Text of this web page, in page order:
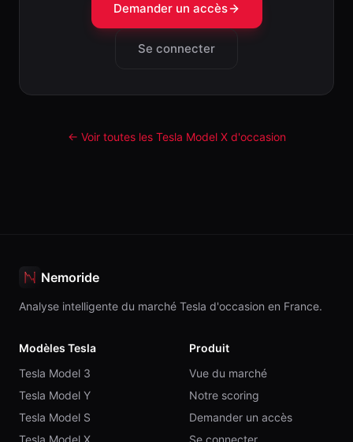
Demander un accès
Se connecter
← Voir toutes les Tesla Model Xd'occasion
Nemoride
Analyse intelligente du marché Tesla d'occasion en France.
Modèles Tesla
Tesla Model 3
Tesla Model Y
Tesla Model S
Tesla Model X
Produit
Vue du marché
Notre scoring
Demander un accès
Se connecter